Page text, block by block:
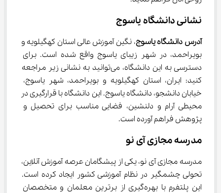
نشانی دانشگاه یاسوج
آدرس دانشگاه یاسوج، نگین آموزش عالی استان کهگیلویه و
بویراحمد، در شهر زیبای یاسوج واقع شده است. برای
دسترسی به این دانشگاه، می‌توانید به نشانی زیر مراجعه
کنید: ایران، استان کهگیلویه و بویراحمد، شهر یاسوج،
خیابان دانشجو، دانشگاه یاسوج. این دانشگاه با قرارگیری در
محیطی آرام و دلنشین، فضایی مناسب برای تحصیل و
پژوهش فراهم آورده است.
مدرسه مجازی آی نو
مدرسه مجازی آی نو، یکی از پیشگامان عرصه آموزش آنلاین،
تحولی چشمگیر در نظام آموزشی کشور ایجاد کرده است.
این پلتفرم با بهره‌گیری از برترین معلمان و متخصصان